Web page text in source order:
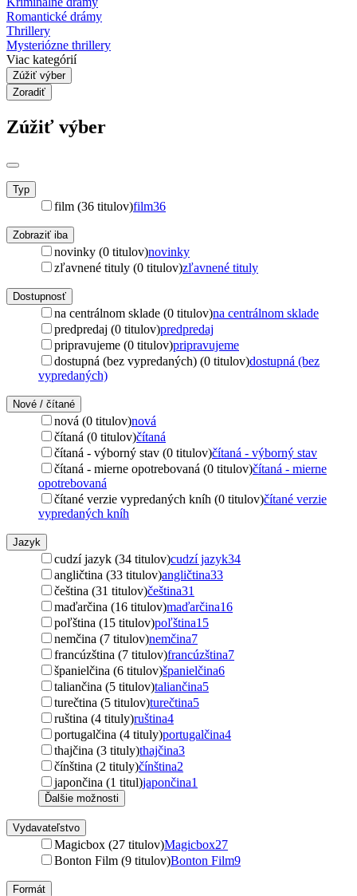
Romantické drámy
Thrillery
Mysteriózne thrillery
Viac kategórií
Zúžiť výber
Zoradiť
Zúžiť výber
Typ
film (36 titulov)film36
Zobraziť iba
novinky (0 titulov)novinky
zľavnené tituly (0 titulov)zľavnené tituly
Dostupnosť
na centrálnom sklade (0 titulov)na centrálnom sklade
predpredaj (0 titulov)predpredaj
pripravujeme (0 titulov)pripravujeme
dostupná (bez vypredaných) (0 titulov)dostupná (bez
vypredaných)
Nové / čítané
nová (0 titulov)nová
čítaná (0 titulov)čítaná
čítaná - výborný stav (0 titulov)čítaná - výborný stav
čítaná - mierne opotrebovaná (0 titulov)čítaná - mierne
opotrebovaná
čítané verzie vypredaných kníh (0 titulov)čítané verzie
vypredaných kníh
Jazyk
cudzí jazyk (34 titulov)cudzí jazyk34
angličtina (33 titulov)angličtina33
čeština (31 titulov)čeština31
maďarčina (16 titulov)maďarčina16
poľština (15 titulov)poľština15
nemčina (7 titulov)nemčina7
francúzština (7 titulov)francúzština7
španielčina (6 titulov)španielčina6
taliančina (5 titulov)taliančina5
turečtina (5 titulov)turečtina5
ruština (4 tituly)ruština4
portugalčina (4 tituly)portugalčina4
thajčina (3 tituly)thajčina3
čínština (2 tituly)čínština2
japončina (1 titul)japončina1
Ďalšie možnosti
Vydavateľstvo
Magicbox (27 titulov)Magicbox27
Bonton Film (9 titulov)Bonton Film9
Formát